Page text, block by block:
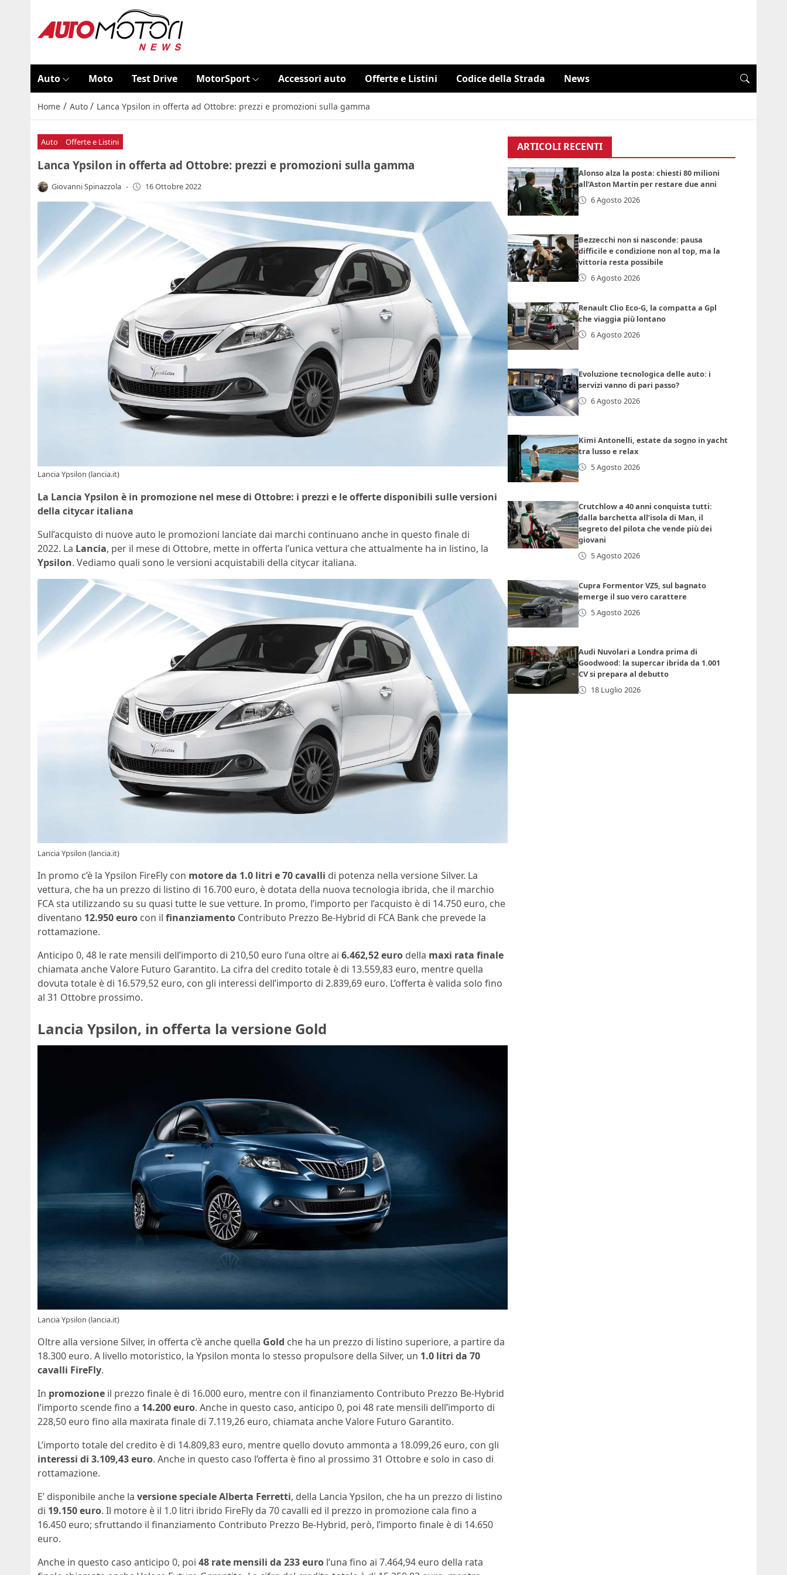
Auto Moto Test Drive MotorSport Accessori auto Offerte e Listini Codice della Strada News
Home / Auto / Lanca Ypsilon in offerta ad Ottobre: prezzi e promozioni sulla gamma
Auto Offerte e Listini
Lanca Ypsilon in offerta ad Ottobre: prezzi e promozioni sulla gamma
Giovanni Spinazzola - 16 Ottobre 2022
Lancia Ypsilon (lancia.it)
La Lancia Ypsilon è in promozione nel mese di Ottobre: i prezzi e le offerte disponibili sulle versioni
della citycar italiana
Sull’acquisto di nuove auto le promozioni lanciate dai marchi continuano anche in questo finale di
2022. La Lancia, per il mese di Ottobre, mette in offerta l’unica vettura che attualmente ha in listino, la
Ypsilon. Vediamo quali sono le versioni acquistabili della citycar italiana.
Lancia Ypsilon (lancia.it)
In promo c’è la Ypsilon FireFly con motore da 1.0 litri e 70 cavalli di potenza nella versione Silver. La
vettura, che ha un prezzo di listino di 16.700 euro, è dotata della nuova tecnologia ibrida, che il marchio
FCA sta utilizzando su su quasi tutte le sue vetture. In promo, l’importo per l’acquisto è di 14.750 euro, che
diventano 12.950 euro con il finanziamento Contributo Prezzo Be-Hybrid di FCA Bank che prevede la
rottamazione.
Anticipo 0, 48 le rate mensili dell’importo di 210,50 euro l’una oltre ai 6.462,52 euro della maxi rata finale
chiamata anche Valore Futuro Garantito. La cifra del credito totale è di 13.559,83 euro, mentre quella
dovuta totale è di 16.579,52 euro, con gli interessi dell’importo di 2.839,69 euro. L’offerta è valida solo fino
al 31 Ottobre prossimo.
Lancia Ypsilon, in offerta la versione Gold
Lancia Ypsilon (lancia.it)
Oltre alla versione Silver, in offerta c’è anche quella Gold che ha un prezzo di listino superiore, a partire da
18.300 euro. A livello motoristico, la Ypsilon monta lo stesso propulsore della Silver, un 1.0 litri da 70
cavalli FireFly.
In promozione il prezzo finale è di 16.000 euro, mentre con il finanziamento Contributo Prezzo Be-Hybrid
l’importo scende fino a 14.200 euro. Anche in questo caso, anticipo 0, poi 48 rate mensili dell’importo di
228,50 euro fino alla maxirata finale di 7.119,26 euro, chiamata anche Valore Futuro Garantito.
L’importo totale del credito è di 14.809,83 euro, mentre quello dovuto ammonta a 18.099,26 euro, con gli
interessi di 3.109,43 euro. Anche in questo caso l’offerta è fino al prossimo 31 Ottobre e solo in caso di
rottamazione.
E’ disponibile anche la versione speciale Alberta Ferretti, della Lancia Ypsilon, che ha un prezzo di listino
di 19.150 euro. Il motore è il 1.0 litri ibrido FireFly da 70 cavalli ed il prezzo in promozione cala fino a
16.450 euro; sfruttando il finanziamento Contributo Prezzo Be-Hybrid, però, l’importo finale è di 14.650
euro.
Anche in questo caso anticipo 0, poi 48 rate mensili da 233 euro l’una fino ai 7.464,94 euro della rata
ARTICOLI RECENTI
Alonso alza la posta: chiesti 80 milioni
all’Aston Martin per restare due anni
6 Agosto 2026
Bezzecchi non si nasconde: pausa
difficile e condizione non al top, ma la
vittoria resta possibile
6 Agosto 2026
Renault Clio Eco-G, la compatta a Gpl
che viaggia più lontano
6 Agosto 2026
Evoluzione tecnologica delle auto: i
servizi vanno di pari passo?
6 Agosto 2026
Kimi Antonelli, estate da sogno in yacht
tra lusso e relax
5 Agosto 2026
Crutchlow a 40 anni conquista tutti:
dalla barchetta all’isola di Man, il
segreto del pilota che vende più dei
giovani
5 Agosto 2026
Cupra Formentor VZ5, sul bagnato
emerge il suo vero carattere
5 Agosto 2026
Audi Nuvolari a Londra prima di
Goodwood: la supercar ibrida da 1.001
CV si prepara al debutto
18 Luglio 2026